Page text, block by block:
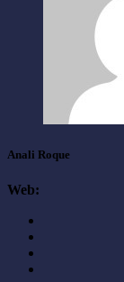
Anali Roque
Web: